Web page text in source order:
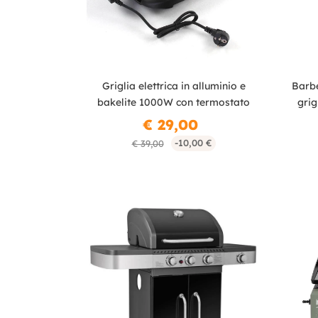
Griglia elettrica in alluminio e
bakelite 1000W con termostato
€ 39,00 -10,00 €
€ 29,00